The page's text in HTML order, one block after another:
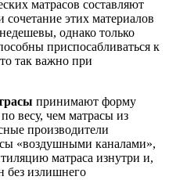
матрасов составляют
сочетание этих материалов
однако только
приспосабливаться к
так важно при
принимают форму
весу, чем матрасы из
производители
«воздушными каналами»,
матраса изнутри и,
без излишнего